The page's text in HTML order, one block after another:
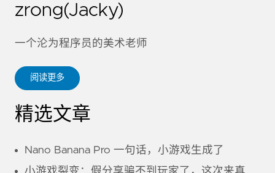
zrong(Jacky)
一个沦为程序员的美术老师
阅读更多
精选文章
Nano Banana Pro 一句话，小游戏生成了